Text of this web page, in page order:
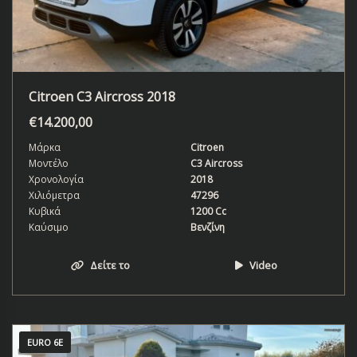
Citroen C3 Aircross 2018
€14.200,00
Μάρκα
Citroen
Μοντέλο
C3 Aircross
Χρονολογία
2018
Χιλιόμετρα
47296
Κυβικά
1200 Cc
Καύσιμο
Βενζίνη
Δείτε το Video
EURO 6E